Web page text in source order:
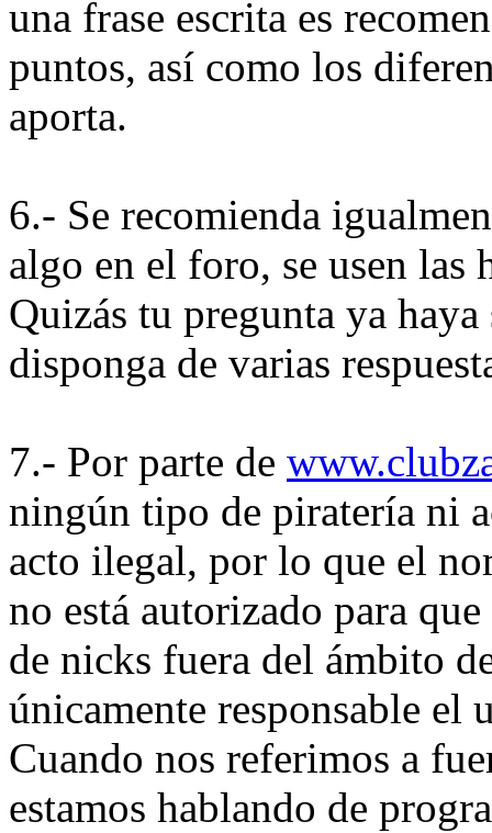
una frase escrita es
puntos, así como los
aporta.
6.- Se recomienda
algo en el foro, se usen las
Quizás tu pregunta ya
disponga de varias
7.- Por parte de
ningún tipo de piratería ni
acto ilegal, por lo que el
no está autorizado para
de nicks fuera del ámbito
únicamente responsable el
Cuando nos referimos a
estamos hablando de